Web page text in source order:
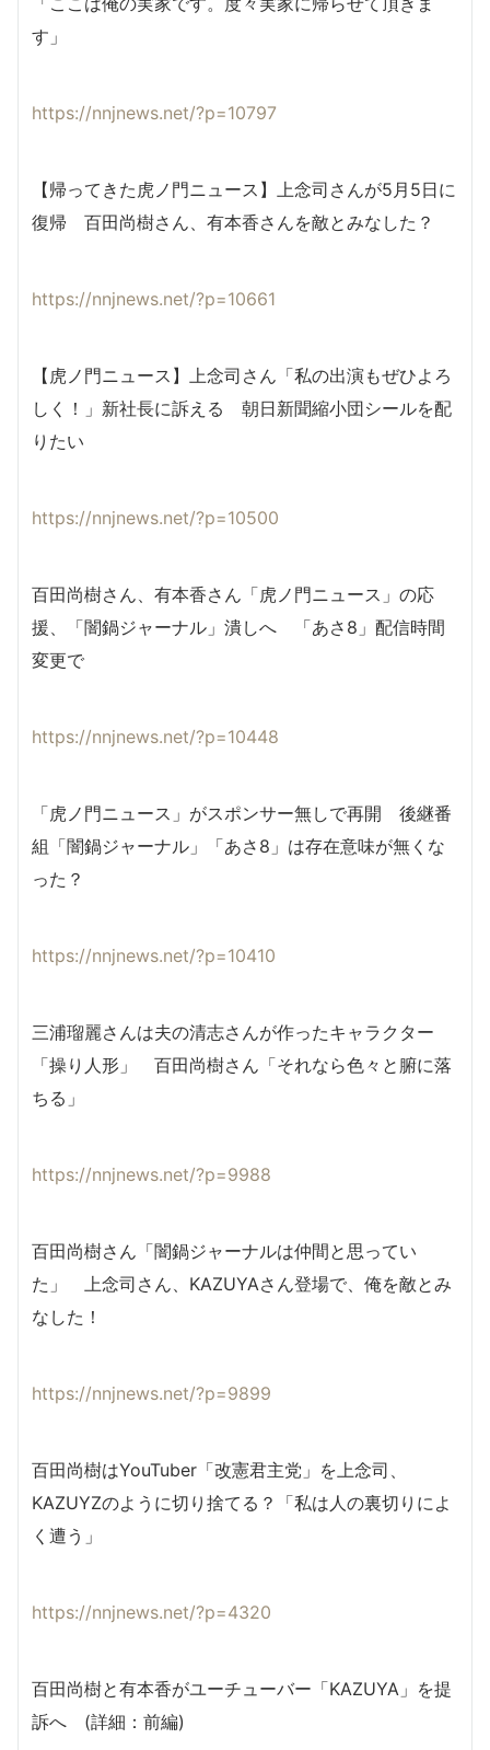
す」
https://nnjnews.net/?p=10797
【帰ってきた虎ノ門ニュース】上念司さんが5月5日に
復帰 百田尚樹さん、有本香さんを敵とみなした？
https://nnjnews.net/?p=10661
【虎ノ門ニュース】上念司さん「私の出演もぜひよろ
しく！」新社長に訴える 朝日新聞縮小団シールを配
りたい
https://nnjnews.net/?p=10500
百田尚樹さん、有本香さん「虎ノ門ニュース」の応
援、「闇鍋ジャーナル」潰しへ 「あさ8」配信時間
変更で
https://nnjnews.net/?p=10448
「虎ノ門ニュース」がスポンサー無しで再開 後継番
組「闇鍋ジャーナル」「あさ8」は存在意味が無くな
った？
https://nnjnews.net/?p=10410
三浦瑠麗さんは夫の清志さんが作ったキャラクター
「操り人形」 百田尚樹さん「それなら色々と腑に落
ちる」
https://nnjnews.net/?p=9988
百田尚樹さん「闇鍋ジャーナルは仲間と思ってい
た」 上念司さん、KAZUYAさん登場で、俺を敵とみ
なした！
https://nnjnews.net/?p=9899
百田尚樹はYouTuber「改憲君主党」を上念司、
KAZUYZのように切り捨てる？「私は人の裏切りによ
く遭う」
https://nnjnews.net/?p=4320
百田尚樹と有本香がユーチューバー「KAZUYA」を提
訴へ (詳細：前編)